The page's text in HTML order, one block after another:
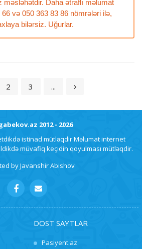
Daha ətraflı məlumat
və 050 363 83 86 nömrələri ilə,
bilərsiz. Uğurlar.
2 3 ...
2012 - 2026
istinad mütləqdir.Məlumat internet
müvafiq keçidin qoyulması mütləqdir.
byJavanshir Abishov
DOST SAYTLAR
Pasiyent.az